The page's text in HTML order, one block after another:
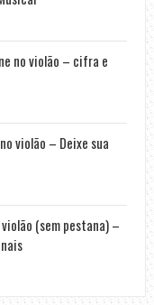
no violão – cifra e
violão – Deixe sua
(sem pestana) –